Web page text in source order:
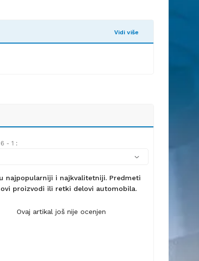
Vidi više
- 1 :
najpopularniji i najkvalitetniji. Predmeti
proizvodi ili retki delovi automobila.
Ovaj artikal još nije ocenjen